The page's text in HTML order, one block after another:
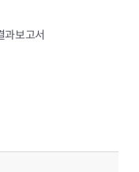
과보고서